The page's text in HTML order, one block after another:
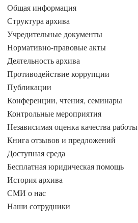
Общая информация
Структура архива
Учредительные документы
Нормативно-правовые акты
Деятельность архива
Противодействие коррупции
Публикации
Конференции, чтения, семинары
Контрольные мероприятия
Независимая оценка качества работы
Книга отзывов и предложений
Доступная среда
Бесплатная юридическая помощь
История архива
СМИ о нас
Наши сотрудники